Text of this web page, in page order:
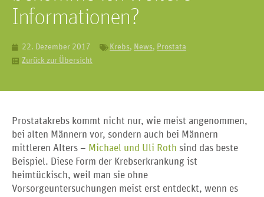
Informationen?
22. Dezember 2017 Krebs, News, Prostata
Zurück zur Übersicht
Prostatakrebs kommt nicht nur, wie meist angenommen,
bei alten Männern vor, sondern auch bei Männern
mittleren Alters – Michael und Uli Roth sind das beste
Beispiel. Diese Form der Krebserkrankung ist
heimtückisch, weil man sie ohne
Vorsorgeuntersuchungen meist erst entdeckt, wenn es